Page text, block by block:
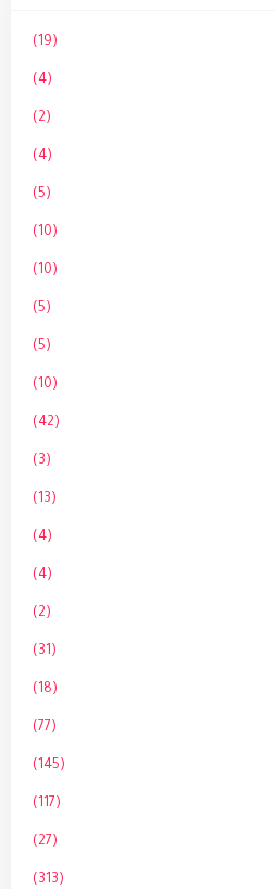
(19)
(4)
(2)
(4)
(5)
(10)
(10)
(5)
(5)
(10)
(42)
(3)
(13)
(4)
(4)
(2)
(31)
(18)
(77)
(145)
(117)
(27)
(313)